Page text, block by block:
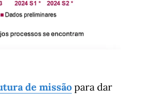
de missãopara dar